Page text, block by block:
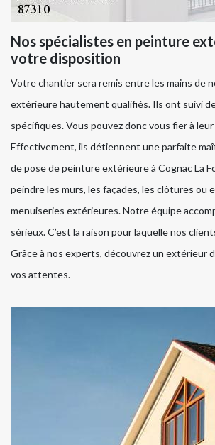
Nos spécialistes en peinture
votre disposition
Votre chantier sera remis entre les mains de
extérieure hautement qualifiés. Ils ont suivi
spécifiques. Vous pouvez donc vous fier à
Effectivement, ils détiennent une parfaite
de pose de peinture extérieure à Cognac La
peindre les murs, les façades, les clôtures ou
menuiseries extérieures. Notre équipe
sérieux. C’est la raison pour laquelle nos
Grâce à nos experts, découvrez un extérieur
vos attentes.